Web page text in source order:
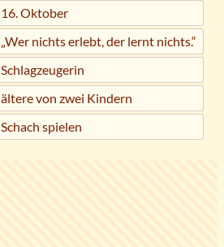
16. Oktober
„Wer nichts erlebt, der lernt nichts.“
Schlagzeugerin
ältere von zwei Kindern
Schach spielen